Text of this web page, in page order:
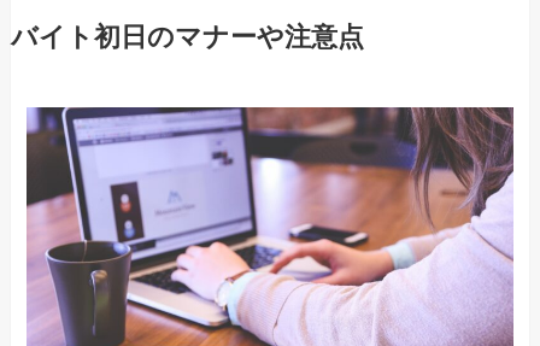
バイト初日のマナーや注意点